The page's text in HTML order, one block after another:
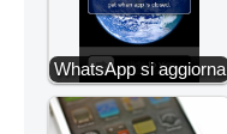
WhatsApp si aggiorna